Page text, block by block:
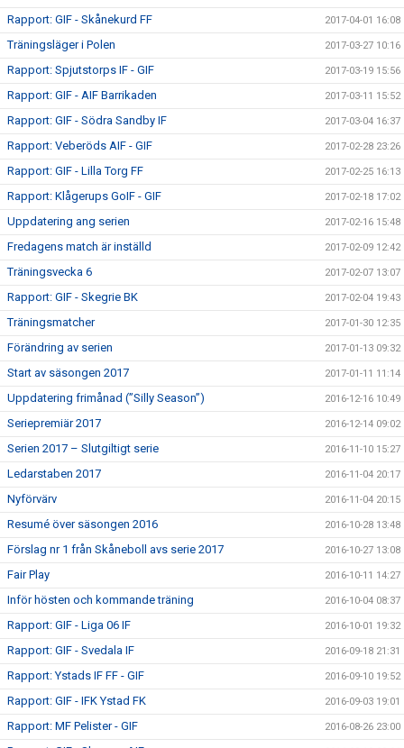
Rapport: GIF - Skånekurd FF 2017-04-01 16:08
Träningsläger i Polen 2017-03-27 10:16
Rapport: Spjutstorps IF - GIF 2017-03-19 15:56
Rapport: GIF - AIF Barrikaden 2017-03-11 15:52
Rapport: GIF - Södra Sandby IF 2017-03-04 16:37
Rapport: Veberöds AIF - GIF 2017-02-28 23:26
Rapport: GIF - Lilla Torg FF 2017-02-25 16:13
Rapport: Klågerups GoIF - GIF 2017-02-18 17:02
Uppdatering ang serien 2017-02-16 15:48
Fredagens match är inställd 2017-02-09 12:42
Träningsvecka 6 2017-02-07 13:07
Rapport: GIF - Skegrie BK 2017-02-04 19:43
Träningsmatcher 2017-01-30 12:35
Förändring av serien 2017-01-13 09:32
Start av säsongen 2017 2017-01-11 11:14
Uppdatering frimånad (”Silly Season”) 2016-12-16 10:49
Seriepremiär 2017 2016-12-14 09:02
Serien 2017 – Slutgiltigt serie 2016-11-10 15:27
Ledarstaben 2017 2016-11-04 20:17
Nyförvärv 2016-11-04 20:15
Resumé över säsongen 2016 2016-10-28 13:48
Förslag nr 1 från Skåneboll avs serie 2017 2016-10-27 13:08
Fair Play 2016-10-11 14:27
Inför hösten och kommande träning 2016-10-04 08:37
Rapport: GIF - Liga 06 IF 2016-10-01 19:32
Rapport: GIF - Svedala IF 2016-09-18 21:31
Rapport: Ystads IF FF - GIF 2016-09-10 19:52
Rapport: GIF - IFK Ystad FK 2016-09-03 19:01
Rapport: MF Pelister - GIF 2016-08-26 23:00